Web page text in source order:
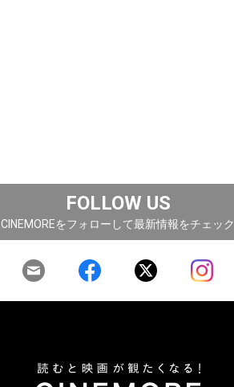
FOLLOW US
CINEMOREをフォローして最新情報をチェック